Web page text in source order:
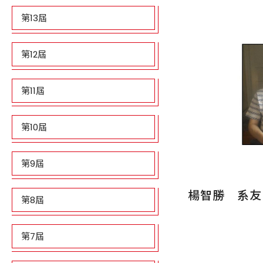
第13屆
第12屆
第11屆
第10屆
第9屆
第8屆
第7屆
楊智勝 系